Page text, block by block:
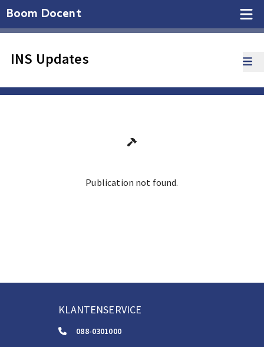
Boom Docent
INS Updates
Publication not found.
KLANTENSERVICE
088-0301000